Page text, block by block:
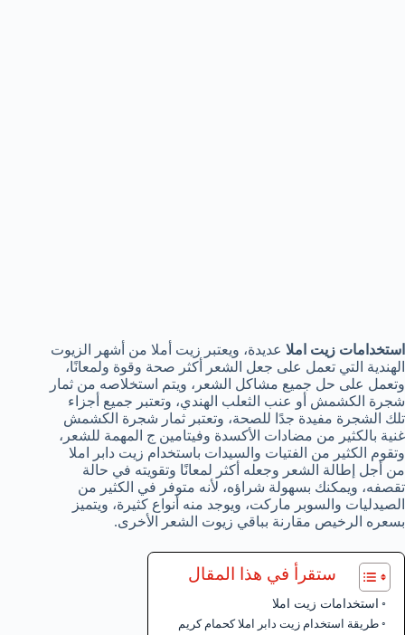
استخدامات زيت املا عديدة، ويعتبر زيت أملا من أشهر الزيوت
الهندية التي تعمل على جعل الشعر أكثر صحة وقوة ولمعانًا،
وتعمل على حل جميع مشاكل الشعر، ويتم استخلاصه من ثمار
شجرة الكشمش أو عنب الثعلب الهندي، وتعتبر جميع أجزاء
تلك الشجرة مفيدة جدًا للصحة، وتعتبر ثمار شجرة الكشمش
غنية بالكثير من مضادات الأكسدة وفيتامين ج المهمة للشعر،
وتقوم الكثير من الفتيات والسيدات باستخدام زيت دابر املا
من أجل إطالة الشعر وجعله أكثر لمعانًا وتقويته في حالة
تقصفه، ويمكنك بسهولة شراؤه، لأنه متوفر في الكثير من
الصيدليات والسوبر ماركت، ويوجد منه أنواع كثيرة، ويتميز
بسعره الرخيص مقارنة بباقي زيوت الشعر الأخرى.
ستقرأ في هذا المقال
استخدامات زيت املا
طريقة استخدام زيت دابر املا كحمام كريم